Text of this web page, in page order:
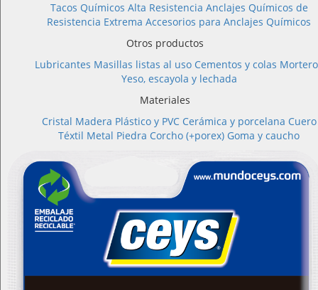
Tacos Químicos Alta Resistencia Anclajes Químicos de
Resistencia Extrema Accesorios para Anclajes Químicos
Otros productos
Lubricantes Masillas listas al uso Cementos y colas
Yeso, escayola y lechada
Materiales
Cristal Madera Plástico y PVC Cerámica y porcelana Cuero
Téxtil Metal Piedra Corcho (+porex) Goma y caucho